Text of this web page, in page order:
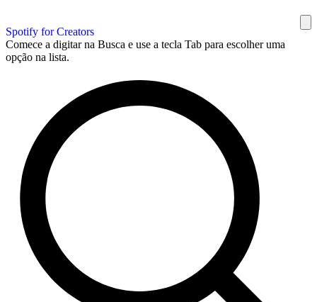
Spotify for Creators
Comece a digitar na Busca e use a tecla Tab para escolher uma
opção na lista.